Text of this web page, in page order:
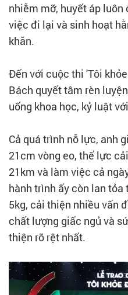
nhiễm mỡ, huyết áp
việc đi lại và sinh hoạt
khăn.
Đến với cuộc thi 'Tôi
Bách quyết tâm rèn
uống khoa học, kỷ luật
Cả quá trình nỗ lực, anh
21cm vòng eo, thể lực
21km và làm việc cả
hành trình ấy còn lan tỏa
5kg, cải thiện nhiều vấn
chất lượng giấc ngủ và
thiện rõ rệt nhất.